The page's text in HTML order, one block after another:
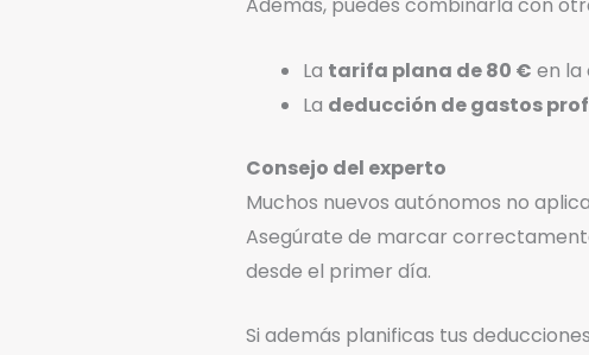
La tarifa plana de 80 € en la
La deducción de gastos
Consejo del experto
Muchos nuevos autónomos no
Asegúrate de marcar
desde el primer día.
Si además planificas tus